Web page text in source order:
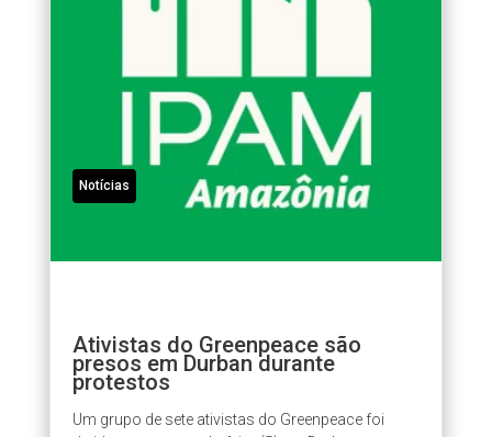
Notícias
Ativistas do Greenpeace são
presos em Durban durante
protestos
Um grupo de sete ativistas do Greenpeace foi